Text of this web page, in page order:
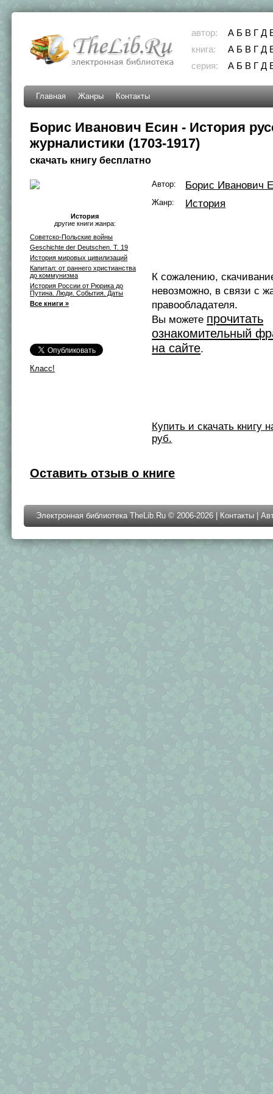
автор: А Б В Г Д
книга:
А Б В Г Д
серия:
А Б В Г Д
Главная Жанры Контакты
Борис Иванович Есин - История
журналистики (1703-1917)
скачать книгу бесплатно
История
другие книги жанра:
Советско-Польские войны
Geschichte der Deutschen. T. 19
История мировых цивилизаций
Капитал: от раннего христианства
до коммунизма
История России от Рюрика до
Путина. Люди. События. Даты
Все книги »
Класс!
Автор: Борис Иванович
Жанр: История
К сожалению,
невозможно, в связи с
правообладателя.
Вы можете прочитать
ознакомительный
на сайте.
Купить и скачать книгу
руб.
Оставить отзыв о книге
Электронная библиотека TheLib.Ru © 2006-2026 | Контакты |